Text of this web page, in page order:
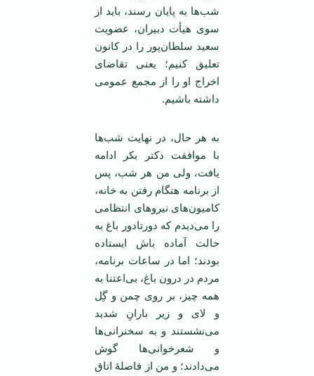
شب‌ها به پایان رسند، باید از
سوی هیأت دبیران، عضویت
سعید سلطان‌پور را در کانون
تعلیق کنیم؛ یعنی تقاضای
اخراج او را از مجمع عمومی
داشته باشیم.
به هر حال، در ‌‌نهایت شب‌ها
با موافقت دکتر بکر ادامه
یافت، ولی من هر شب، پس
از برنامه هنگام رفتن به خانه،
کامیون‌های نیروهای انتظامی
را می‌دیدم که دورتادور باغ به
حالت آماده باش ایستاده
بودند؛ اما در ساعات برنامه،
مردم در درون باغ، بی‌اعتنا به
همه چیز، بر روی چمن و گِل
و لای و زیر بارانِ شدید
می‌نشستند و به سخنرانی‌ها
و شعرخوانی‌ها گوش
می‌دادند؛ و من از فاصلۀ اتاق